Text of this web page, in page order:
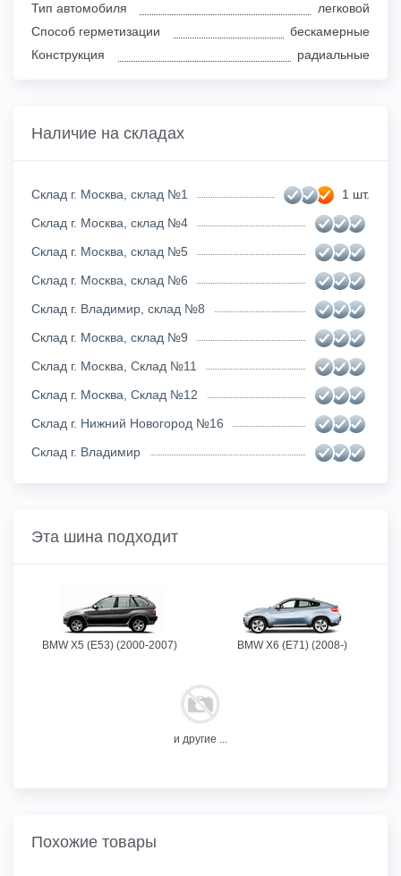
Тип автомобиля
легковой
Способ герметизации
бескамерные
Конструкция
радиальные
Наличие на складах
Склад г. Москва, склад №1
1 шт.
Склад г. Москва, склад №4
Склад г. Москва, склад №5
Склад г. Москва, склад №6
Склад г. Владимир, склад №8
Склад г. Москва, склад №9
Склад г. Москва, Склад №11
Склад г. Москва, Склад №12
Склад г. Нижний Новогород №16
Склад г. Владимир
Эта шина подходит
BMW X5 (E53) (2000-2007) BMW X6 (E71) (2008-)
и другие ...
Похожие товары